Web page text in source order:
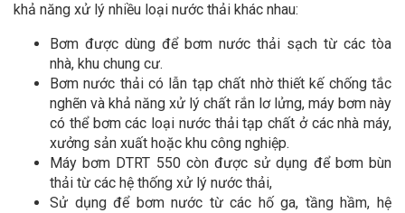
khả năng xử lý nhiều loại nước thải khác nhau:
Bơm được dùng để bơm nước thải sạch từ các tòa
nhà, khu chung cư.
Bơm nước thải có lẫn tạp chất nhờ thiết kế chống tắc
nghẽn và khả năng xử lý chất rắn lơ lửng, máy bơm này
có thể bơm các loại nước thải tạp chất ở các nhà máy,
xưởng sản xuất hoặc khu công nghiệp.
Máy bơm DTRT 550 còn được sử dụng để bơm bùn
thải từ các hệ thống xử lý nước thải,
Sử dụng để bơm nước từ các hố ga, tầng hầm, hệ